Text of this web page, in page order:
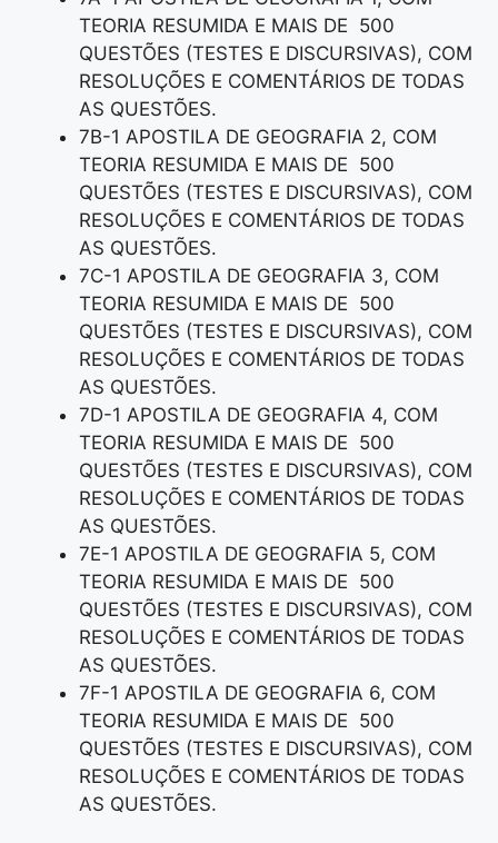
TEORIA RESUMIDA E MAIS DE 500
QUESTÕES (TESTES E DISCURSIVAS), COM
RESOLUÇÕES E COMENTÁRIOS DE TODAS
AS QUESTÕES.
7B-1 APOSTILA DE GEOGRAFIA 2, COM
TEORIA RESUMIDA E MAIS DE 500
QUESTÕES (TESTES E DISCURSIVAS), COM
RESOLUÇÕES E COMENTÁRIOS DE TODAS
AS QUESTÕES.
7C-1 APOSTILA DE GEOGRAFIA 3, COM
TEORIA RESUMIDA E MAIS DE 500
QUESTÕES (TESTES E DISCURSIVAS), COM
RESOLUÇÕES E COMENTÁRIOS DE TODAS
AS QUESTÕES.
7D-1 APOSTILA DE GEOGRAFIA 4, COM
TEORIA RESUMIDA E MAIS DE 500
QUESTÕES (TESTES E DISCURSIVAS), COM
RESOLUÇÕES E COMENTÁRIOS DE TODAS
AS QUESTÕES.
7E-1 APOSTILA DE GEOGRAFIA 5, COM
TEORIA RESUMIDA E MAIS DE 500
QUESTÕES (TESTES E DISCURSIVAS), COM
RESOLUÇÕES E COMENTÁRIOS DE TODAS
AS QUESTÕES.
7F-1 APOSTILA DE GEOGRAFIA 6, COM
TEORIA RESUMIDA E MAIS DE 500
QUESTÕES (TESTES E DISCURSIVAS), COM
RESOLUÇÕES E COMENTÁRIOS DE TODAS
AS QUESTÕES.